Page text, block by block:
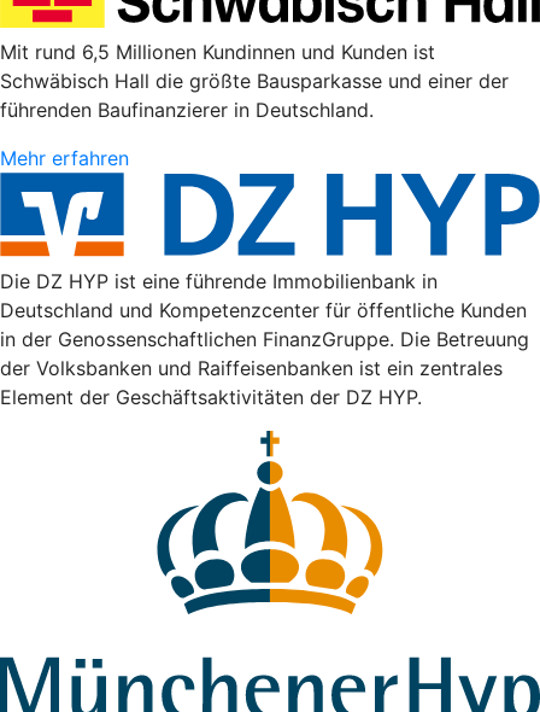
Mit rund 6,5 Millionen Kundinnen und Kunden ist
Schwäbisch Hall die größte Bausparkasse und einer der
führenden Baufinanzierer in Deutschland.
Mehr erfahren
Die DZ HYP ist eine führende Immobilienbank in
Deutschland und Kompetenzcenter für öffentliche Kunden
in der Genossenschaftlichen FinanzGruppe. Die Betreuung
der Volksbanken und Raiffeisenbanken ist ein zentrales
Element der Geschäftsaktivitäten der DZ HYP.